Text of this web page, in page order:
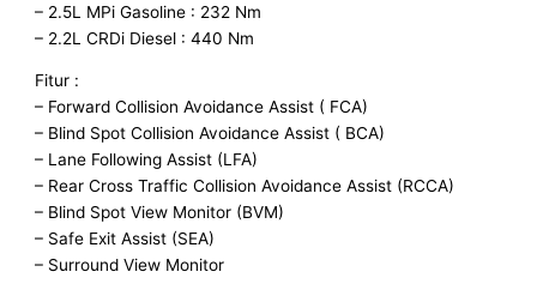
– 2.5L MPi Gasoline : 232 Nm
– 2.2L CRDi Diesel : 440 Nm
Fitur :
– Forward Collision Avoidance Assist ( FCA)
– Blind Spot Collision Avoidance Assist ( BCA)
– Lane Following Assist (LFA)
– Rear Cross Traffic Collision Avoidance Assist (RCCA)
– Blind Spot View Monitor (BVM)
– Safe Exit Assist (SEA)
– Surround View Monitor